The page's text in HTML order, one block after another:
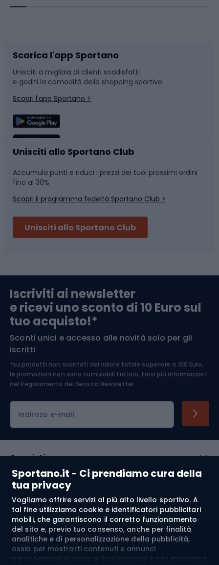
Sportano.it - Ci prendiamo cura della
tua privacy
Vogliamo offrire servizi al più alto livello sportivo. A
tal fine utilizziamo cookie e identificatori pubblicitari
mobili, che garantiscono il corretto funzionamento
del sito e, previo tuo consenso, anche per finalità
analitiche e di personalizzazione della pubblicità,
ossia per mostrarti contenuti e annunci
personalizzati in base ai tuoi interessi e per misurarne
Bushcraft
Corsa
Sport di squadra
Caschi da ciclismo
Skitouring
Abbigliamento da escursionismo
Slitte e slittini
Snowboard
Camminata nordica
Nuoto
Pattinaggio
Componenti per biciclette
Arrampicata
Medicina dello sport
Abbigliamento ciclistico
Scarica l'app Sportano
Unisciti a migliaia di clienti soddisfatti
e goditi la comodità dello shopping sportivo
Scopri l'app Sportano >
Unisciti allo Sportano Club
Accumula punti e riduci i prezzi dei tuoi prossimi ordini
fino al 30%
Scopri il programma fedeltà Sportano Club >
Unisciti allo Sportano Club
Iscriviti ai newsletter
e ricevi uno sconto di 10 Euro sul
tuo acquisto!*
Sconti unici e accesso alle novità solo per gli
iscritti
*su prodotti non scontati del valore totale superiore a 100 Euro,
le promozioni non sono cumulabili tra loro, trovi più informazioni
nel Regolamento del Servizio Newsletter.
Indirizzo e-mail
Acquisti
Servizio clienti
Regolamento
Chi siamo